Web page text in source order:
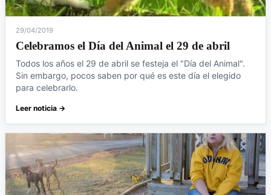
29/04/2019
Celebramos el Día del Animal el 29 de abril
Todos los años el 29 de abril se festeja el "Día del Animal".
Sin embargo, pocos saben por qué es este día el elegido
para celebrarlo.
Leer noticia →